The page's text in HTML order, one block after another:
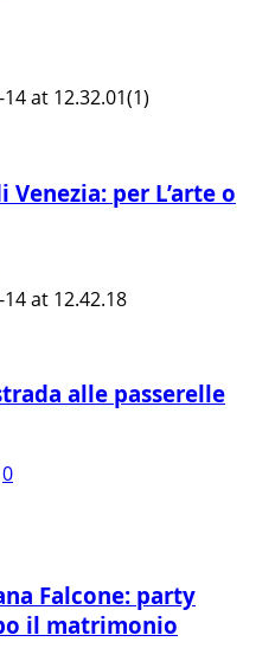
per L’arte o
alle passerelle
0
Falcone: party
il matrimonio